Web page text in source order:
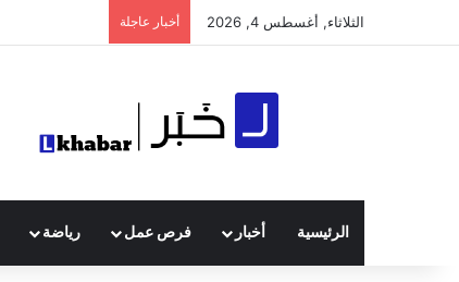
الثلاثاء, أغسطس 4, 2026 أخبار عاجلة
الرئيسية أخبار فرص عمل رياضة